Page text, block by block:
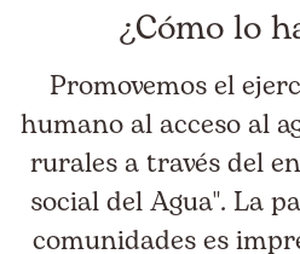
¿Cómo lo
Promovemos el
humano al acceso al
rurales a través del
social del Agua". La
comunidades es